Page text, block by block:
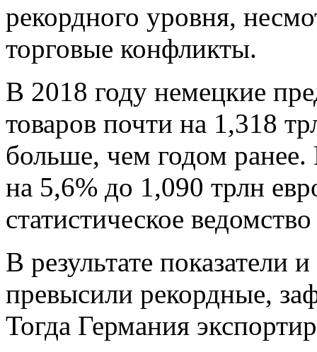
рекордного уровня,
торговые конфликты.
В 2018 году немецкие
товаров почти на 1,318
больше, чем годом
на 5,6% до 1,090 трлн
статистическое
В результате показатели
превысили рекордные,
Тогда Германия